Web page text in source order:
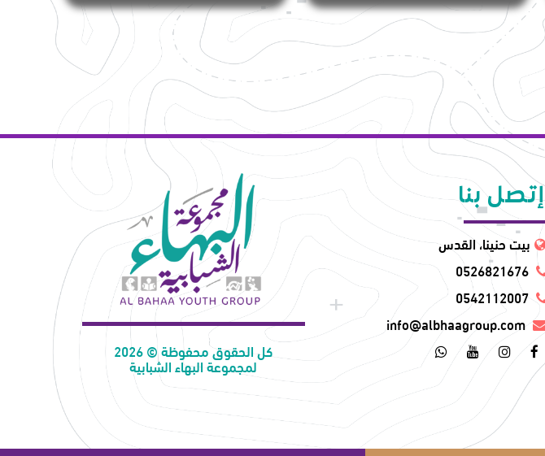
إتصل بنا
بيت حنينا، القدس
0526821676
0542112007
info@albhaagroup.com
كل الحقوق محفوظة © 2026
لمجموعة البهاء الشبابية